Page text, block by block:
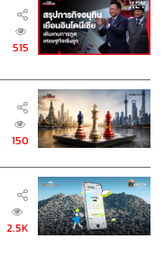
515
150
2.5K